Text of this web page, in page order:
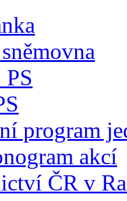
program
akcí
ČR v